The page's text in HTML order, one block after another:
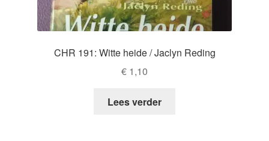
CHR 191: Witte heide / Jaclyn Reding
€ 1,10
Lees verder